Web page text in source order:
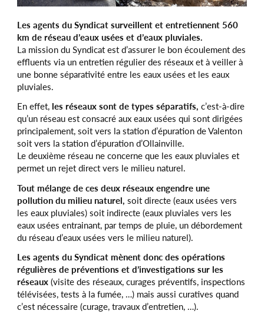
Les agents du Syndicat surveillent et entretiennent 560
km de réseau d’eaux usées et d’eaux pluviales.
La mission du Syndicat est d’assurer le bon écoulement des
effluents via un entretien régulier des réseaux et à veiller à
une bonne séparativité entre les eaux usées et les eaux
pluviales.
En effet, les réseaux sont de types séparatifs, c’est-à-dire
qu’un réseau est consacré aux eaux usées qui sont dirigées
principalement, soit vers la station d’épuration de Valenton
soit vers la station d’épuration d’Ollainville.
Le deuxième réseau ne concerne que les eaux pluviales et
permet un rejet direct vers le milieu naturel.
Tout mélange de ces deux réseaux engendre une
pollution du milieu naturel, soit directe (eaux usées vers
les eaux pluviales) soit indirecte (eaux pluviales vers les
eaux usées entrainant, par temps de pluie, un débordement
du réseau d’eaux usées vers le milieu naturel).
Les agents du Syndicat mènent donc des opérations
régulières de préventions et d’investigations sur les
réseaux(visite des réseaux, curages préventifs, inspections
télévisées, tests à la fumée, …) mais aussi curatives quand
c’est nécessaire (curage, travaux d’entretien, …).